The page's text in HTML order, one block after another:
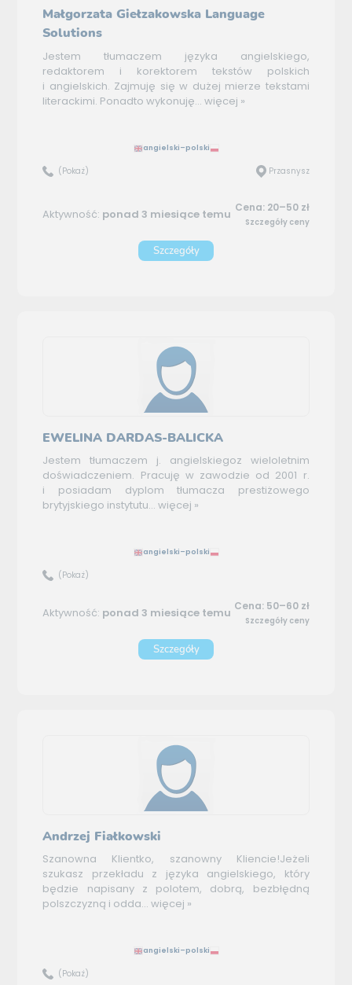
Małgorzata Giełzakowska Language
Solutions
Jestem tłumaczem języka angielskiego,
redaktorem i korektorem tekstów polskich
i angielskich. Zajmuję się w dużej mierze tekstami
literackimi. Ponadto wykonuję... więcej »
angielski–polski
(Pokaż) Przasnysz
Aktywność: ponad 3 miesiące temu Cena: 20–50 zł
Szczegóły ceny
Szczegóły
EWELINA DARDAS-BALICKA
Jestem tłumaczem j. angielskiegoz wieloletnim
doświadczeniem. Pracuję w zawodzie od 2001 r.
i posiadam dyplom tłumacza prestiżowego
brytyjskiego instytutu... więcej »
angielski–polski
(Pokaż)
Aktywność: ponad 3 miesiące temu Cena: 50–60 zł
Szczegóły ceny
Szczegóły
Andrzej Fiałkowski
Szanowna Klientko, szanowny Kliencie!Jeżeli
szukasz przekładu z języka angielskiego, który
będzie napisany z polotem, dobrą, bezbłędną
polszczyzną i odda... więcej »
angielski–polski
(Pokaż)